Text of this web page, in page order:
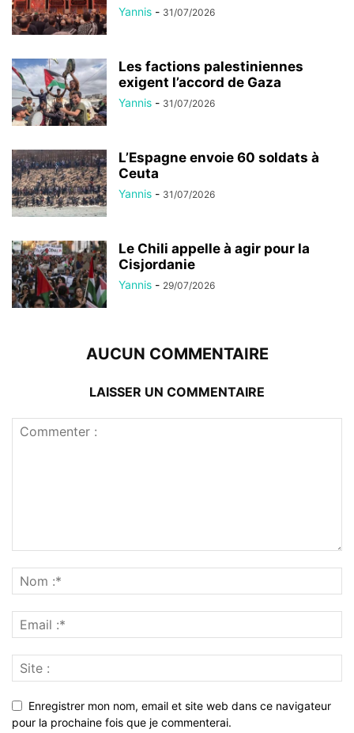
Yannis - 31/07/2026
Les factions palestiniennes
exigent l’accord de Gaza
Yannis - 31/07/2026
L’Espagne envoie 60 soldats à
Ceuta
Yannis - 31/07/2026
Le Chili appelle à agir pour la
Cisjordanie
Yannis - 29/07/2026
AUCUN COMMENTAIRE
LAISSER UN COMMENTAIRE
Enregistrer mon nom, email et site web dans ce navigateur
pour la prochaine fois que je commenterai.